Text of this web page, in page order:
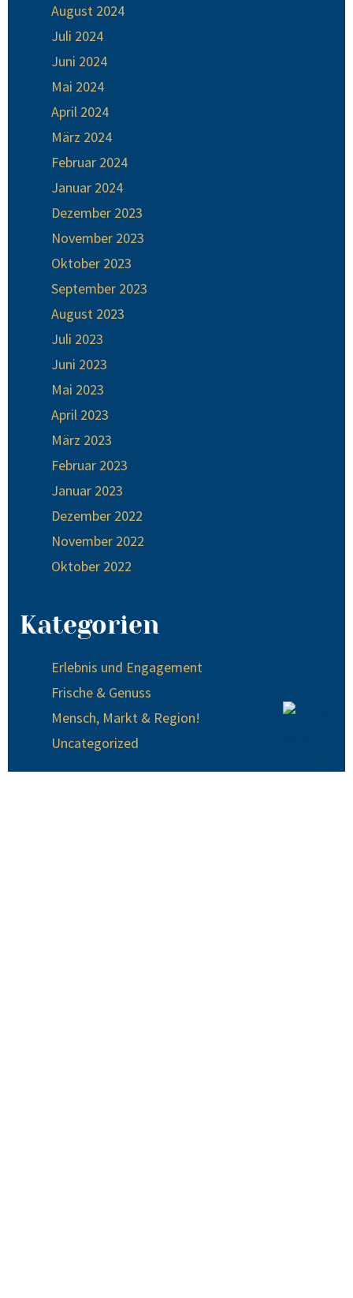
August 2024
Juli 2024
Juni 2024
Mai 2024
April 2024
März 2024
Februar 2024
Januar 2024
Dezember 2023
November 2023
Oktober 2023
September 2023
August 2023
Juli 2023
Juni 2023
Mai 2023
April 2023
März 2023
Februar 2023
Januar 2023
Dezember 2022
November 2022
Oktober 2022
Kategorien
Erlebnis und Engagement
Frische & Genuss
Mensch, Markt & Region!
Uncategorized